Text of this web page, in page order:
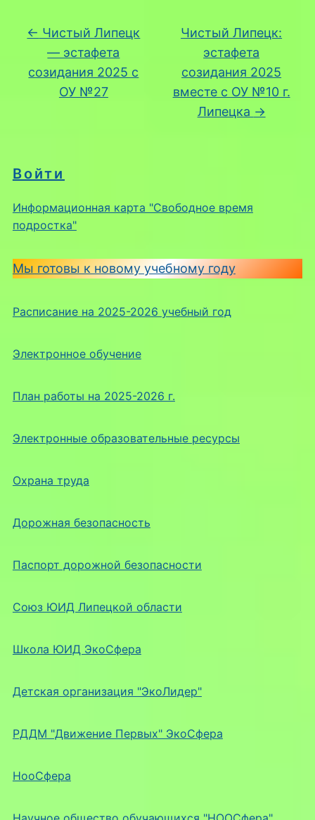
Войти
Информационная карта "Свободное время
подростка"
Мы готовы к новому учебному году
Расписание на 2025-2026 учебный год
Электронное обучение
План работы на 2025-2026 г.
Электронные образовательные ресурсы
Охрана труда
Дорожная безопасность
Паспорт дорожной безопасности
Союз ЮИД Липецкой области
Школа ЮИД ЭкоСфера
Детская организация "ЭкоЛидер"
РДДМ "Движение Первых" ЭкоСфера
НооСфера
← Чистый Липецк
— эстафета
созидания 2025 с
ОУ №27
Чистый Липецк:
эстафета
созидания 2025
вместе с ОУ №10 г.
Липецка →